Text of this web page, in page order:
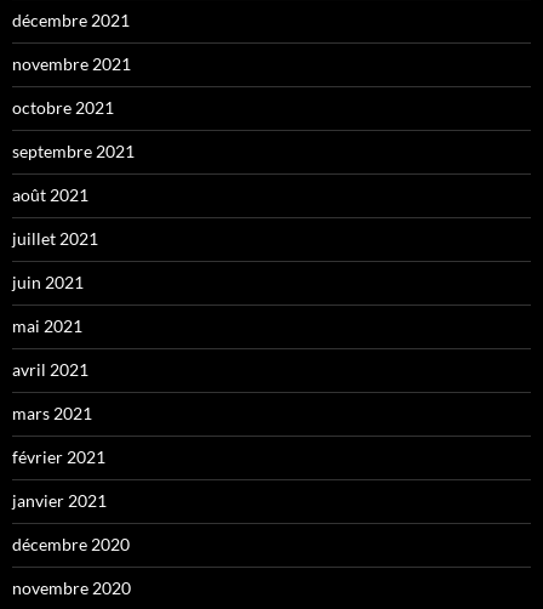
décembre 2021
novembre 2021
octobre 2021
septembre 2021
août 2021
juillet 2021
juin 2021
mai 2021
avril 2021
mars 2021
février 2021
janvier 2021
décembre 2020
novembre 2020